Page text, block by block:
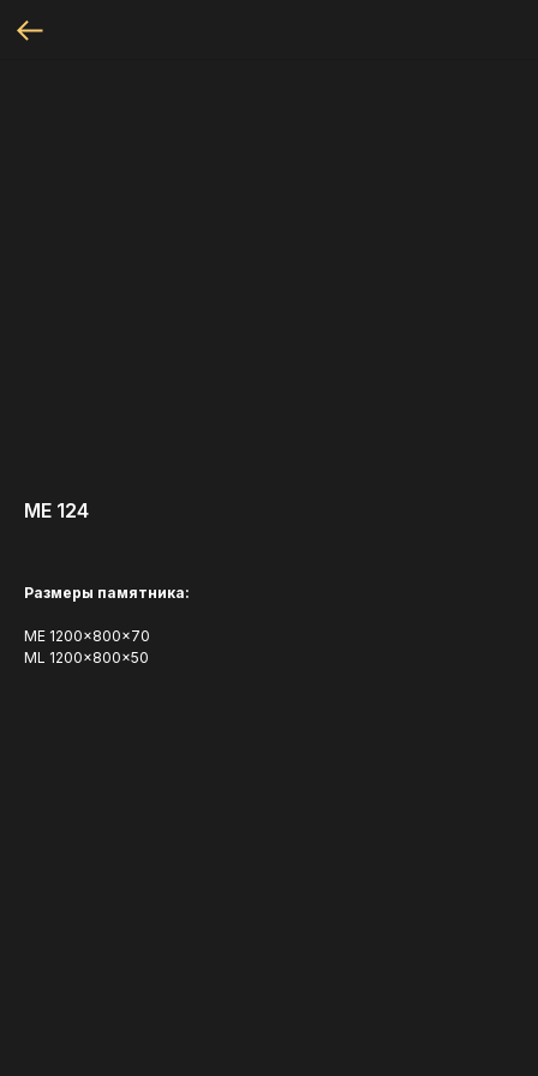
МЕ 124
Размеры памятника:
ME 1200x800x70
ML 1200x800x50